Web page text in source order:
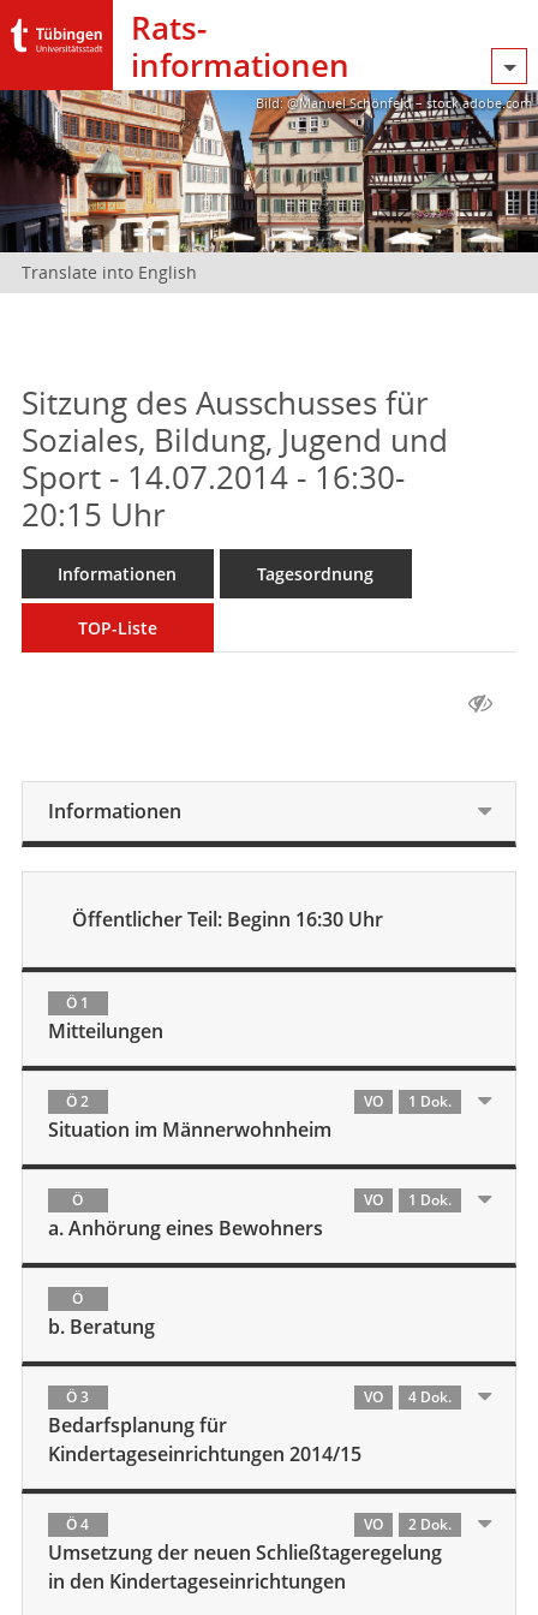
Rats­
informationen
Bild: @Manuel Schönfeld – stock.adobe.com
Translate into English
Sitzung des Ausschusses für
Soziales, Bildung, Jugend und
Sport - 14.07.2014 - 16:30-
20:15 Uhr
Informationen Tagesordnung
TOP-Liste
Informationen
Öffentlicher Teil: Beginn 16:30 Uhr
Ö 1
Mitteilungen
Ö 2 VO 1 Dok.
Situation im Männerwohnheim
Ö VO 1 Dok.
a. Anhörung eines Bewohners
Ö
b. Beratung
Ö 3 VO 4 Dok.
Bedarfsplanung für
Kindertageseinrichtungen 2014/15
Ö 4 VO 2 Dok.
Umsetzung der neuen Schließtageregelung
in den Kindertageseinrichtungen